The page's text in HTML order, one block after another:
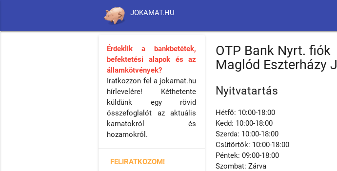
JOKAMAT.HU
OTP Bank Nyrt. fiók
Maglód Eszterházy
Nyitvatartás
Hétfő: 10:00-18:00
Kedd: 10:00-18:00
Szerda: 10:00-18:00
Csütörtök: 10:00-18:00
Péntek: 09:00-18:00
Szombat: Zárva
Érdeklik a bankbetétek,
befektetési alapok és az
államkötvények?
Iratkozzon fel a jokamat.hu
hírlevelére! Kéthetente
küldünk egy rövid
összefoglalót az aktuális
kamatokról és
hozamokról.
FELIRATKOZOM!